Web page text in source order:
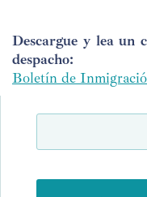
Descargue y lea un
despacho:
Boletín de